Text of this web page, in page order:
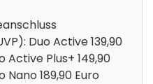
Duo Active 139,90
Active Plus+ 149,90
Nano 189,90 Euro